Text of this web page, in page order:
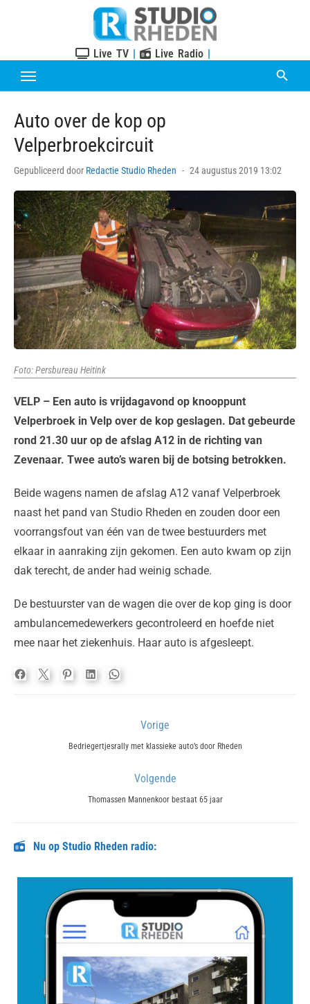
Live TV | Live Radio |
Auto over de kop op
Velperbroekcircuit
Gepubliceerd door Redactie Studio Rheden
Posted
24 augustus 2019 13:02
Foto: Persbureau Heitink
VELP – Een auto is vrijdagavond op knooppunt
Velperbroek in Velp over de kop geslagen. Dat gebeurde
rond 21.30 uur op de afslag A12 in de richting van
Zevenaar. Twee auto’s waren bij de botsing betrokken.
Beide wagens namen de afslag A12 vanaf Velperbroek
naast het pand van Studio Rheden en zouden door een
voorrangsfout van één van de twee bestuurders met
elkaar in aanraking zijn gekomen. Een auto kwam op zijn
dak terecht, de ander had weinig schade.
De bestuurster van de wagen die over de kop ging is door
ambulancemedewerkers gecontroleerd en hoefde niet
mee naar het ziekenhuis. Haar auto is afgesleept.
navigatie
Vorige
Previous
Bedriegertjesrally met klassieke auto’s door Rheden
Volgende
Next
Thomassen Mannenkoor bestaat 65 jaar
Nu op Studio Rheden radio: